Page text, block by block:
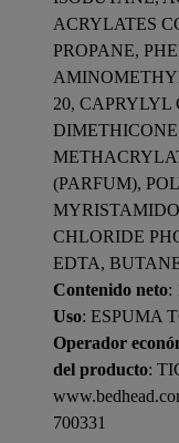
ACRYLATES
PROPANE,
20, CAPRYLYL
(PARFUM),
CHLORIDE
EDTA,
Contenido neto:
Uso: ESPUMA
Operador
del producto:
700331